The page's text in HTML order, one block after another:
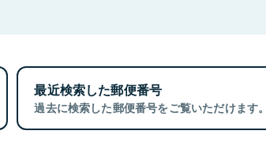
最近検索した郵便番号
過去に検索した郵便番号をご覧いただけます。